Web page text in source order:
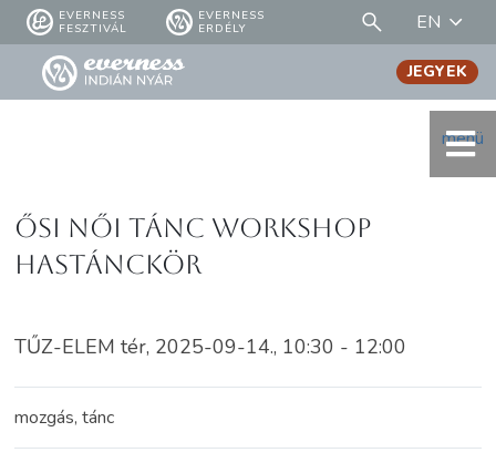
EVERNESS
FESZTIVÁL
EVERNESS
ERDÉLY
EN
menü
JEGYEK
Ősi női tánc workshop
HasTÁNCkör
TŰZ-ELEM tér, 2025-09-14., 10:30 - 12:00
mozgás, tánc